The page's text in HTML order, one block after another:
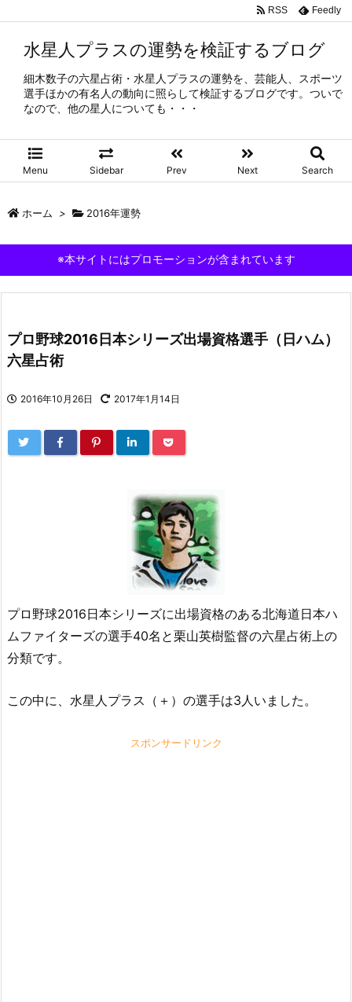
水星人プラスの運勢を検証するブログ
細木数子の六星占術・水星人プラスの運勢を、芸能人、スポーツ
選手ほかの有名人の動向に照らして検証するブログです。ついで
なので、他の星人についても・・・
Menu Sidebar Prev Next Search
RSS Feedly
ホーム > 2016年運勢
※本サイトにはプロモーションが含まれています
プロ野球2016日本シリーズ出場資格選手（日ハム）
六星占術
2016年10月26日 2017年1月14日
プロ野球2016日本シリーズに出場資格のある北海道日本ハ
ムファイターズの選手40名と栗山英樹監督の六星占術上の
分類です。
この中に、水星人プラス（＋）の選手は3人いました。
スポンサードリンク